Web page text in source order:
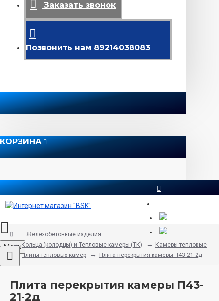
Заказать звонок
Позвонить нам 89214038083
КОРЗИНА
Menu
Железобетонные изделия
Кольца (колодцы) и Тепловые камеры (ТК)
Камеры тепловые
Плиты тепловых камер
Плита перекрытия камеры П43-21-2д
Плита перекрытия камеры П43-
21-2д